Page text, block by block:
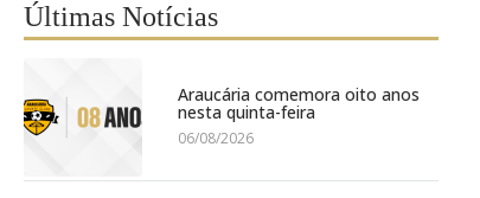
Últimas Notícias
Araucária comemora oito anos
nesta quinta-feira
06/08/2026